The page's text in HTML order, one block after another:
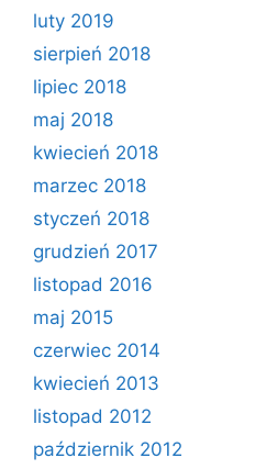
luty 2019
sierpień 2018
lipiec 2018
maj 2018
kwiecień 2018
marzec 2018
styczeń 2018
grudzień 2017
listopad 2016
maj 2015
czerwiec 2014
kwiecień 2013
listopad 2012
październik 2012